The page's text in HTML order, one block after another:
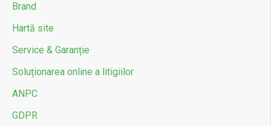
Brand
Hartă site
Service & Garanție
Soluționarea online a litigiilor
ANPC
GDPR